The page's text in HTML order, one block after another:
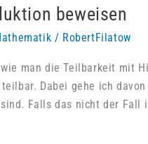
beweisen
/ RobertFilatow
man die Teilbarkeit mit
Dabei gehe ich
Falls das nicht der Fall